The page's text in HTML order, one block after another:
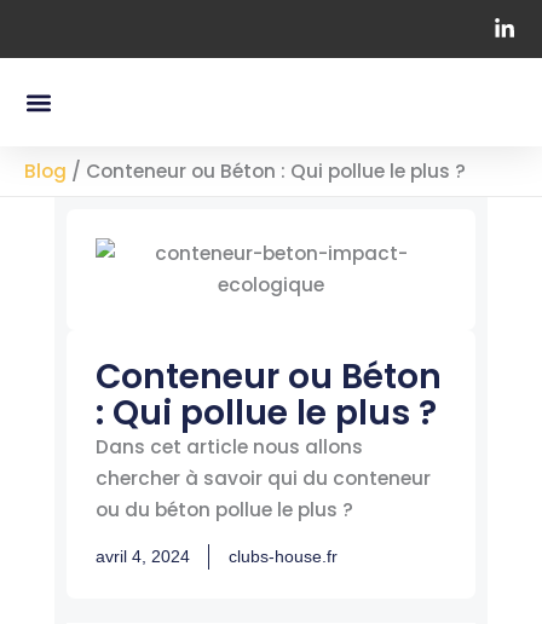
Menu
Blog / Conteneur ou Béton : Qui pollue le plus ?
Conteneur ou Béton
: Qui pollue le plus ?
Dans cet article nous allons
chercher à savoir qui du conteneur
ou du béton pollue le plus ?
avril 4, 2024 clubs-house.fr